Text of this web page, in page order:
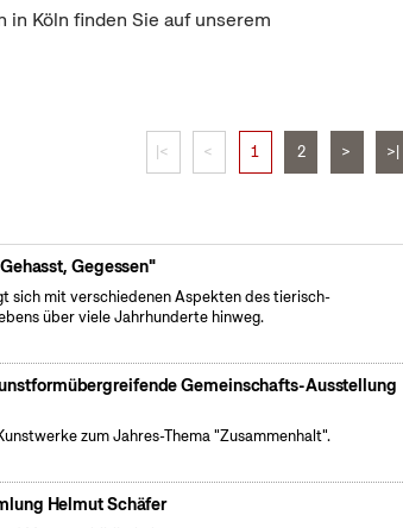
Köln finden Sie auf unserem
|< < 1 2 > >|
Gegessen"
sich mit verschiedenen Aspekten des tierisch-
über viele Jahrhunderte hinweg.
Gemeinschafts-Ausstellung
zum Jahres-Thema "Zusammenhalt".
Helmut Schäfer